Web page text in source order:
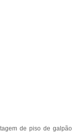
de piso de galpão